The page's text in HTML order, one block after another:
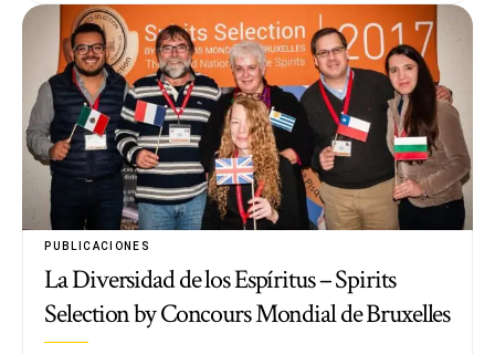
PUBLICACIONES
La Diversidad de los Espíritus – Spirits
Selection by Concours Mondial de Bruxelles